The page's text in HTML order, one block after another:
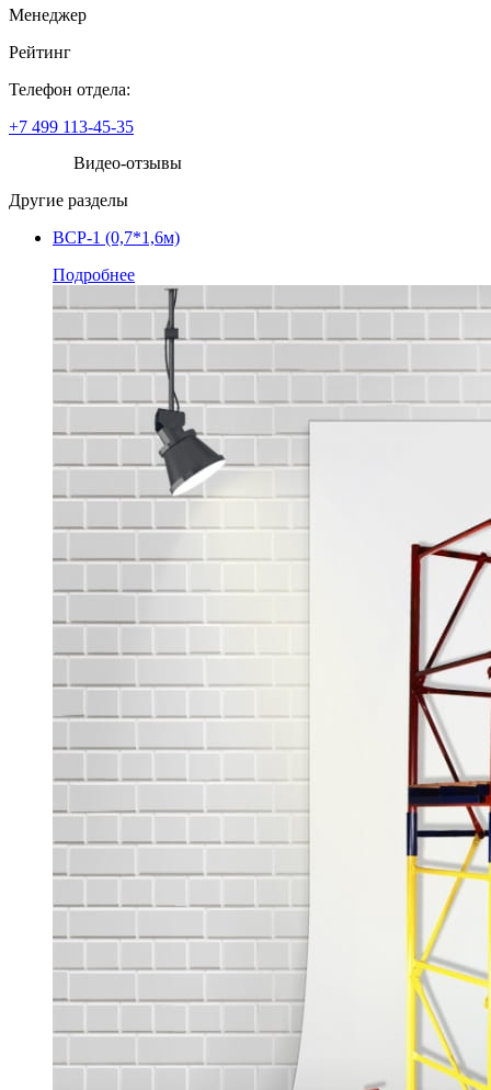
Менеджер
Рейтинг
Телефон отдела:
+7 499 113-45-35
Видео-отзывы
Другие разделы
ВСР-1 (0,7*1,6м)
Подробнее